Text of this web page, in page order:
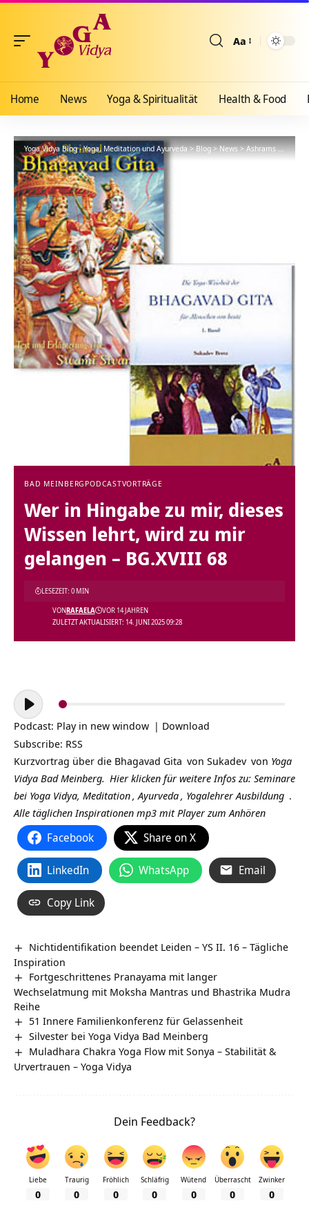
Aa
Home News Yoga & Spiritualität Health & Food
Yoga Vidya Blog - Yoga, Meditation und Ayurveda>Blog>News>Ashrams> Bad
BAD MEINBERG PODCASTVORTRÄGE
Wer in Hingabe zu mir, dieses
Wissen lehrt, wird zu mir
gelangen – BG.XVIII 68
ZULETZT AKTUALISIERT: 14. JUNI 2025 09:28
VONRAFAELA VOR 14 JAHREN
LESEZEIT: 0 MIN
Audio-
Player
Podcast: Play in new window | Download
Subscribe: RSS
Kurzvortrag über die Bhagavad Gita von Sukadev von Yoga
Vidya Bad Meinberg. Hier klicken für weitere Infos zu: Seminare
bei Yoga Vidya, Meditation, Ayurveda, Yogalehrer Ausbildung .
Alle täglichen Inspirationen mp3 mit Player zum Anhören
Facebook Share on X
LinkedIn WhatsApp Email
Copy Link
Nichtidentifikation beendet Leiden – YS II. 16 – Tägliche
Inspiration
Fortgeschrittenes Pranayama mit langer
Wechselatmung mit Moksha Mantras und Bhastrika Mudra
Reihe
51 Innere Familienkonferenz für Gelassenheit
Silvester bei Yoga Vidya Bad Meinberg
Muladhara Chakra Yoga Flow mit Sonya – Stabilität &
Urvertrauen – Yoga Vidya
Dein Feedback?
Liebe
0
Traurig
0
Fröhlich
0
Schläfrig
0
Wütend
0
Überrascht
0
Zwinker
0